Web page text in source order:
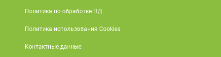
Политика по обработке ПД
Политика использования Cookies
Контактные данные